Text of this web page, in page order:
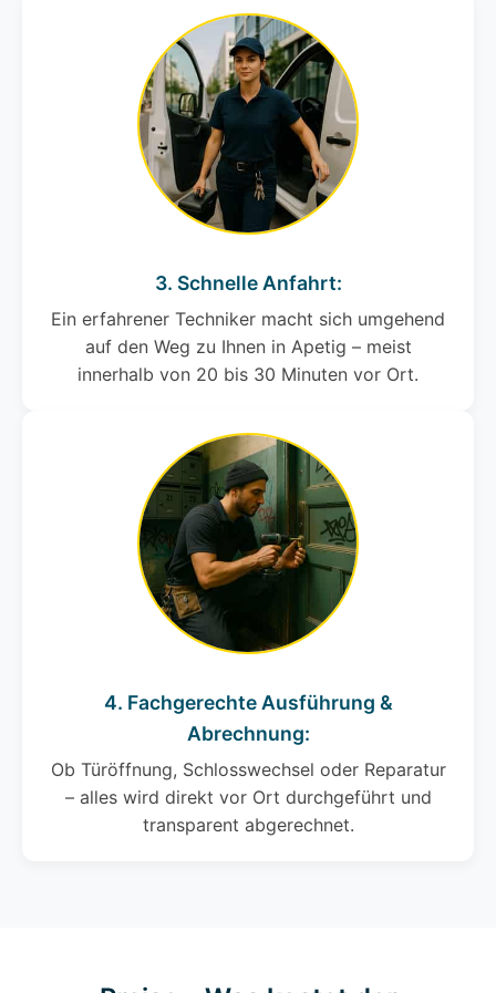
3. Schnelle Anfahrt:
Ein erfahrener Techniker macht sich umgehend
auf den Weg zu Ihnen in Apetig – meist
innerhalb von 20 bis 30 Minuten vor Ort.
4. Fachgerechte Ausführung &
Abrechnung:
Ob Türöffnung, Schlosswechsel oder Reparatur
– alles wird direkt vor Ort durchgeführt und
transparent abgerechnet.